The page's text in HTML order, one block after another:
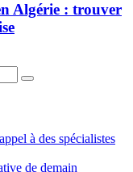
Algérie : trouver
à des spécialistes
de demain